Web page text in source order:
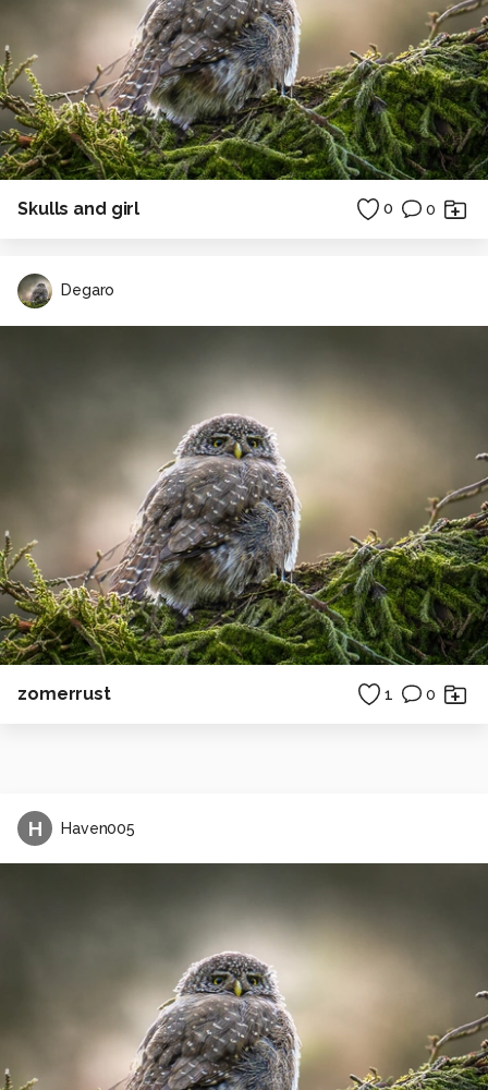
Skulls and girl 0 0
Degaro
zomerrust 1 0
H Haven005